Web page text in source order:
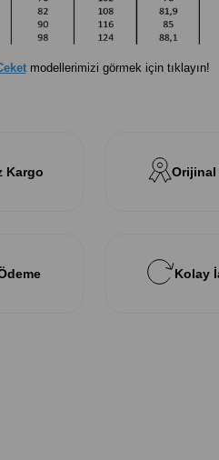
modellerimizi görmek için tıklayın!
Kargo Orijinal
Kolay